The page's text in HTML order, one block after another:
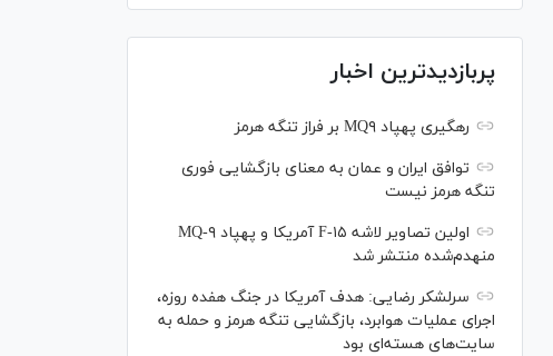
پربازدیدترین اخبار
رهگیری پهپاد MQ۹ بر فراز تنگه هرمز
توافق ایران و عمان به معنای بازگشایی فوری
تنگه هرمز نیست
اولین تصاویر لاشه F-۱۵ آمریکا و پهپاد MQ-۹
منهدم‌شده منتشر شد
سرلشکر رضایی: هدف آمریکا در جنگ هفده روزه،
اجرای عملیات هوابرد، بازگشایی تنگه هرمز و حمله به
سایت‌های هسته‌ای بود